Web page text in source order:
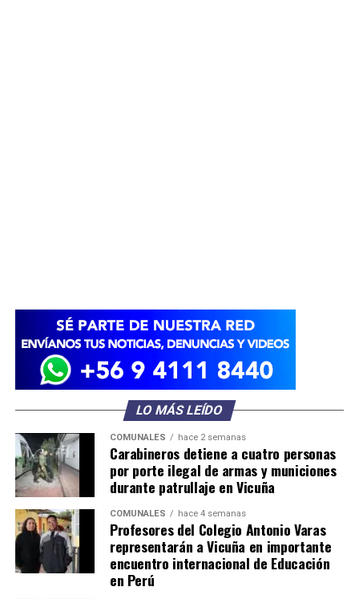
LO MÁS LEÍDO
COMUNALES hace 2 semanas
Carabineros detiene a cuatro personas
por porte ilegal de armas y municiones
durante patrullaje en Vicuña
COMUNALES hace 4 semanas
Profesores del Colegio Antonio Varas
representarán a Vicuña en importante
encuentro internacional de Educación
en Perú